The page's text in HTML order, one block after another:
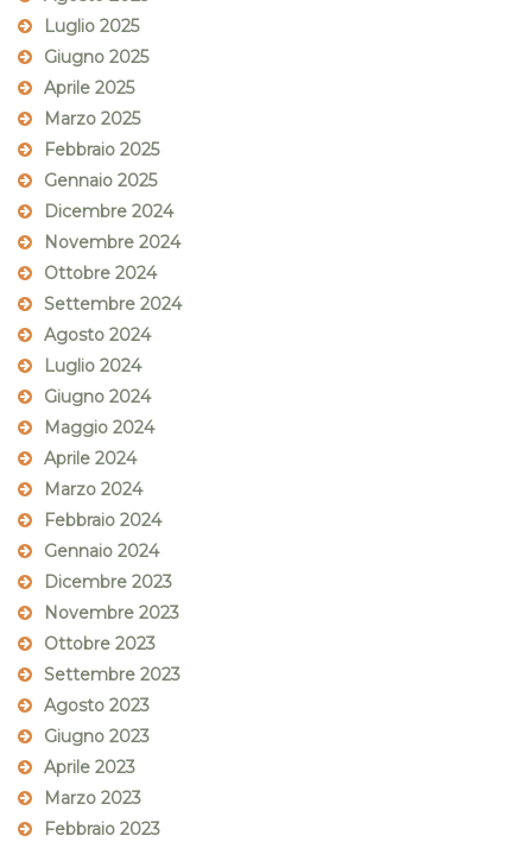
Luglio 2025
Giugno 2025
Aprile 2025
Marzo 2025
Febbraio 2025
Gennaio 2025
Dicembre 2024
Novembre 2024
Ottobre 2024
Settembre 2024
Agosto 2024
Luglio 2024
Giugno 2024
Maggio 2024
Aprile 2024
Marzo 2024
Febbraio 2024
Gennaio 2024
Dicembre 2023
Novembre 2023
Ottobre 2023
Settembre 2023
Agosto 2023
Giugno 2023
Aprile 2023
Marzo 2023
Febbraio 2023